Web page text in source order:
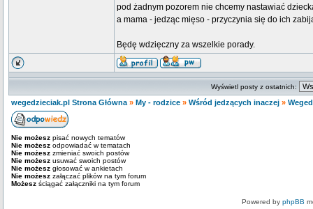
pod żadnym pozorem nie chcemy nastawiać
a mama - jedząc mięso - przyczynia się do ich
Będę wdzięczny za wszelkie porady.
Wyświetl posty z ostatnich:
wegedzieciak.pl Strona Główna » My - rodzice » Wśród jedzących inaczej »
Nie możesz pisać nowych tematów
Nie możesz odpowiadać w tematach
Nie możesz zmieniać swoich postów
Nie możesz usuwać swoich postów
Nie możesz głosować w ankietach
Nie możesz załączać plików na tym forum
Możesz ściągać załączniki na tym forum
Powered by phpBB